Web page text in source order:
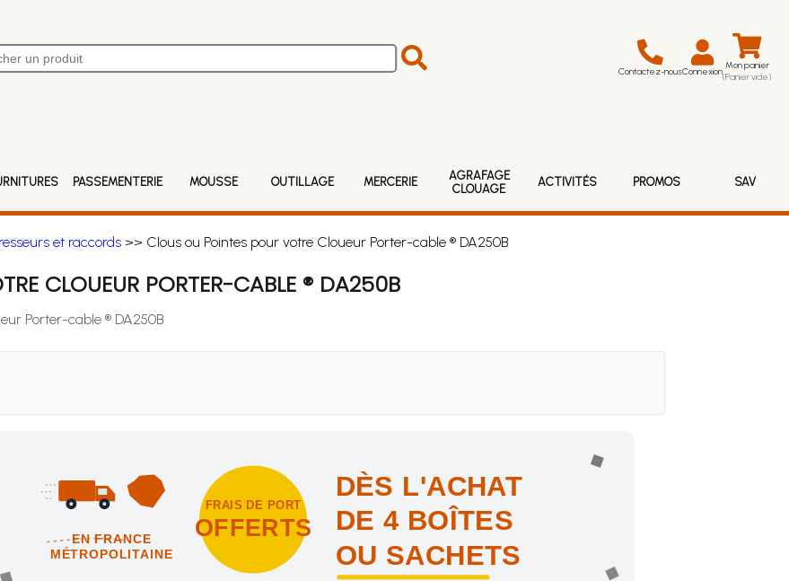
Contactez-nousConnexion Mon panier
(Panier vide)
PASSEMENTERIE MOUSSE OUTILLAGE MERCERIE
AGRAFAGE
CLOUAGE
ACTIVITÉS PROMOS SAV
et raccords>> Clous ou Pointes pour votre Cloueur Porter-cable ® DA250B
CLOUEUR PORTER-CABLE ® DA250B
Porter-cable ® DA250B
EN FRANCE
MÉTROPOLITAINE
FRAIS DE PORT
OFFERTS
DÈS L'ACHAT
DE 4 BOÎTES
OU SACHETS